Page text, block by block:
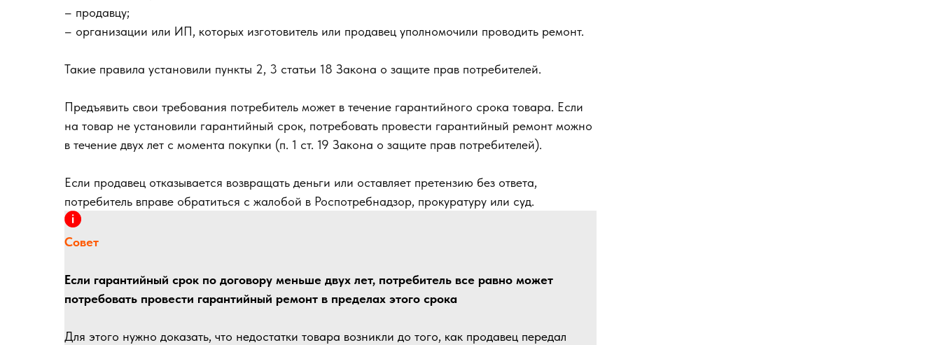
– продавцу;
– организации или ИП, которых изготовитель или продавец уполномочили проводить ремонт.
Такие правила установили пункты 2, 3 статьи 18 Закона о защите прав потребителей.
Предъявить свои требования потребитель может в течение гарантийного срока товара. Если
на товар не установили гарантийный срок, потребовать провести гарантийный ремонт можно
в течение двух лет с момента покупки (п. 1 ст. 19 Закона о защите прав потребителей).
Если продавец отказывается возвращать деньги или оставляет претензию без ответа,
потребитель вправе обратиться с жалобой в Роспотребнадзор, прокуратуру или суд.
Совет
Если гарантийный срок по договору меньше двух лет, потребитель все равно может
потребовать провести гарантийный ремонт в пределах этого срока
Для этого нужно доказать, что недостатки товара возникли до того, как продавец передал